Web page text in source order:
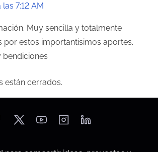
7:12 AM
Muy sencilla y totalmente
por estos importantisimos aportes.
bendiciones
están cerrados.